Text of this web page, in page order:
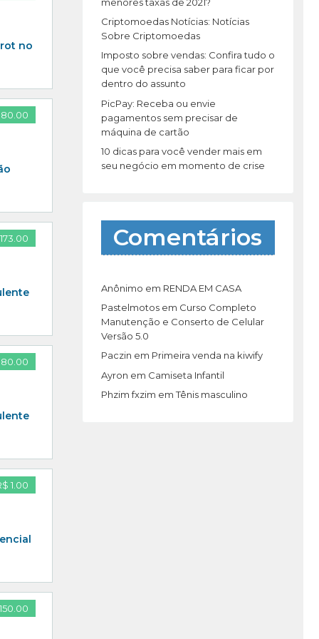
no
80.00
80.00
1.00
:
Criptomoedas Notícias: Notícias
Sobre Criptomoedas
Imposto sobre vendas: Confira tudo o
que você precisa saber para ficar por
dentro do assunto
PicPay: Receba ou envie
pagamentos sem precisar de
máquina de cartão
10 dicas para você vender mais em
seu negócio em momento de crise
Comentários
Anônimo em RENDA EM CASA
Pastelmotosem Curso Completo
Manutenção e Conserto de Celular
Versão 5.0
Paczin em Primeira venda na kiwify
Ayron em Camiseta Infantil
Phzim fxzim emTênis masculino